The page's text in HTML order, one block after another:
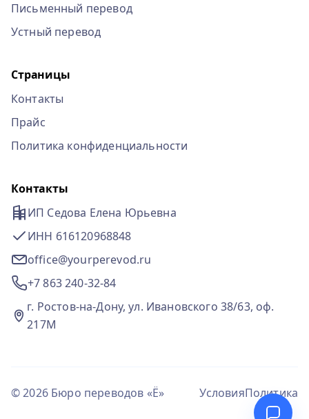
Письменный перевод
Устный перевод
Страницы
Контакты
Прайс
Политика конфиденциальности
Контакты
ИП Седова Елена Юрьевна
ИНН 616120968848
office@yourperevod.ru
+7 863 240-32-84
г. Ростов-на-Дону, ул. Ивановского 38/63, оф.
217М
© 2026 Бюро переводов «Ё» УсловияПолитика